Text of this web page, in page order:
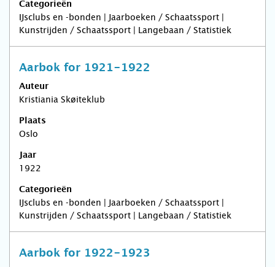
Categorieën
IJsclubs en -bonden | Jaarboeken / Schaatssport |
Kunstrijden / Schaatssport | Langebaan / Statistiek
Aarbok for 1921-1922
Auteur
Kristiania Skøiteklub
Plaats
Oslo
Jaar
1922
Categorieën
IJsclubs en -bonden | Jaarboeken / Schaatssport |
Kunstrijden / Schaatssport | Langebaan / Statistiek
Aarbok for 1922-1923